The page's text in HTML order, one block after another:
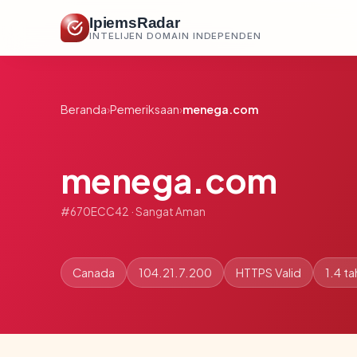
IpiemsRadar
INTELIJEN DOMAIN INDEPENDEN
Beranda›Pemeriksaan›menega.com
menega.com
#670ECC42 · Sangat Aman
Canada 104.21.7.200 HTTPS Valid 1.4